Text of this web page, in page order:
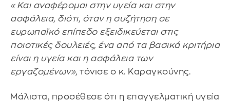
«Και αναφέρομαι στην υγεία και στην
ασφάλεια, διότι, όταν η συζήτηση σε
ευρωπαϊκό επίπεδο εξειδικεύεται στις
ποιοτικές δουλειές, ένα από τα βασικά κριτήρια
είναι η υγεία και η ασφάλεια των
εργαζομένων», τόνισε ο κ. Καραγκούνης.
Μάλιστα, προσέθεσε ότι η επαγγελματική υγεία